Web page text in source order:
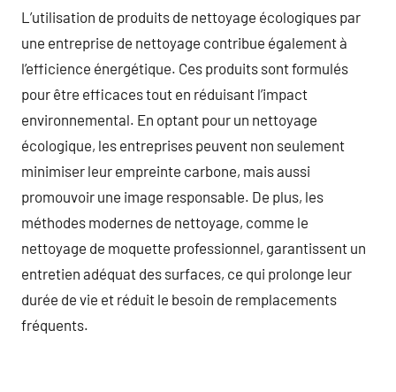
L’utilisation de produits de nettoyage écologiques par
une entreprise de nettoyage contribue également à
l’efficience énergétique. Ces produits sont formulés
pour être efficaces tout en réduisant l’impact
environnemental. En optant pour un nettoyage
écologique, les entreprises peuvent non seulement
minimiser leur empreinte carbone, mais aussi
promouvoir une image responsable. De plus, les
méthodes modernes de nettoyage, comme le
nettoyage de moquette professionnel, garantissent un
entretien adéquat des surfaces, ce qui prolonge leur
durée de vie et réduit le besoin de remplacements
fréquents.